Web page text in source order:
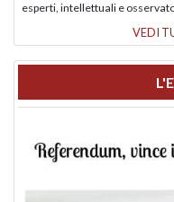
esperti, intellettuali e
VEDI